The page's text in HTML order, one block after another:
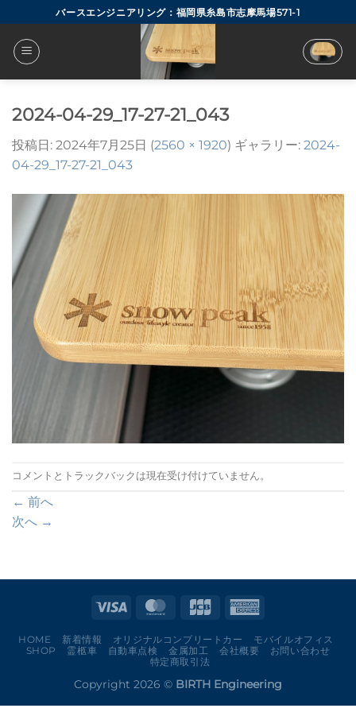
to
content
バースエンジニアリング：福岡県糸島市志摩馬場571-1
2024-04-29_17-27-21_043
投稿日: 2024年7月25日 (2560 × 1920) ギャラリー: 2024-
04-29_17-27-21_043
コメントとトラックバックは現在受け付けていません。
← 前へ
次へ →
HOME 新着情報 オリジナルコンプリートカー
モバイルオフィス
SHOP
霊柩車 自動車点検 金属加工 会社概要
お問い合わせ
特定商取引法
Copyright 2026 © BIRTH Engineering